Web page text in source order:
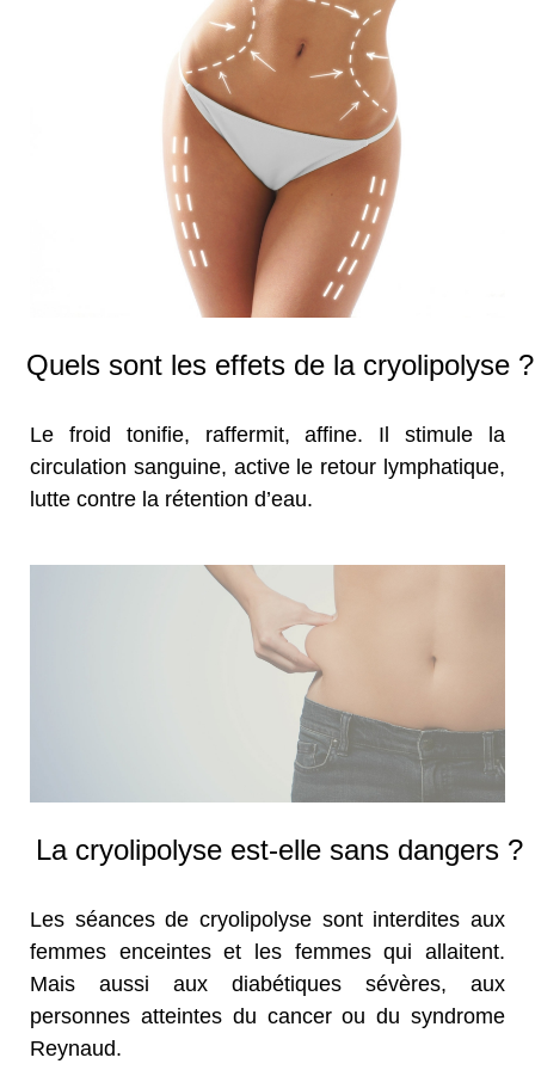
Quels sont les effets de la cryolipolyse ?
Le froid tonifie, raffermit, affine. Il stimule la
circulation sanguine, active le retour lymphatique,
lutte contre la rétention d’eau.
La cryolipolyse est-elle sans dangers ?
Les séances de cryolipolyse sont interdites aux
femmes enceintes et les femmes qui allaitent.
Mais aussi aux diabétiques sévères, aux
personnes atteintes du cancer ou du syndrome
Reynaud.